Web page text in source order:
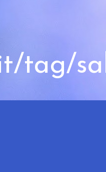
tag/